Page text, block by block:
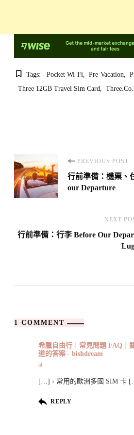
Tags: Pocket Wi-Fi Pre-Vacation
Three 12GB Travel Sim Card
Post
Navigation
PREVIOUS POST
行前準備：機票、
our Departure
NEXT
行前準備：行李 Before Our
1 COMMENT
希臘自由行｜常見問題 FAQ｜
道的答案 - bishdream
at
[…] › 常用的歐洲多國 SIM 卡
REPLY